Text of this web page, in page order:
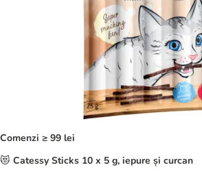
Comenzi ≥ 99 lei
😻 Catessy Sticks 10 x 5 g, iepure și curcan